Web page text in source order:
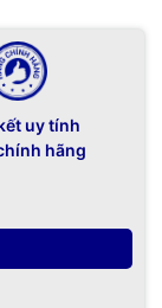
uy tính
hãng